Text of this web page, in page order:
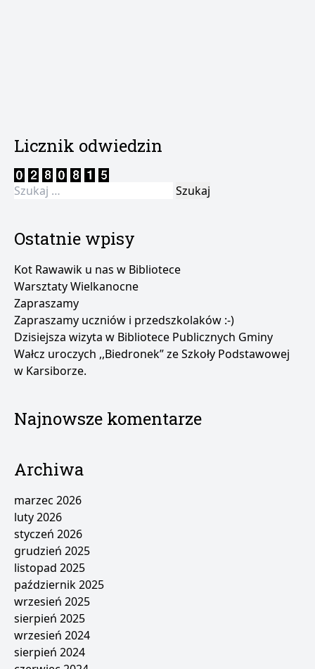
Licznik odwiedzin
Szukaj:
Ostatnie wpisy
Kot Rawawik u nas w Bibliotece
Warsztaty Wielkanocne
Zapraszamy
Zapraszamy uczniów i przedszkolaków :-)
Dzisiejsza wizyta w Bibliotece Publicznych Gminy
Wałcz uroczych ,,Biedronek” ze Szkoły Podstawowej
w Karsiborze.
Najnowsze komentarze
Archiwa
marzec 2026
luty 2026
styczeń 2026
grudzień 2025
listopad 2025
październik 2025
wrzesień 2025
sierpień 2025
wrzesień 2024
sierpień 2024